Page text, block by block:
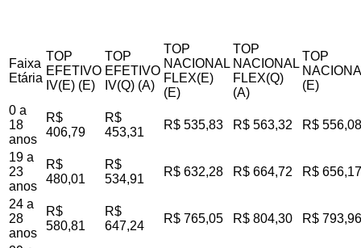
Faixa
Etária
TOP
EFETIVO
IV(E) (E)
TOP
EFETIVO
IV(Q) (A)
TOP
NACIONAL
FLEX(E)
(E)
TOP
NACIONAL
FLEX(Q)
(A)
TOP
(E)
0 a
18
anos
R$
406,79
R$
453,31
R$ 535,83 R$ 563,32 R$ 556,08
19 a
23
anos
R$
480,01
R$
534,91
R$ 632,28 R$ 664,72 R$ 656,17
24 a
28
anos
R$
580,81
R$
647,24
R$ 765,05 R$ 804,30 R$ 793,96